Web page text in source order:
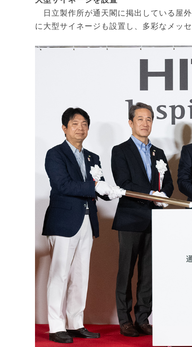
日立製作所が通天閣に掲出している屋
に大型サイネージも設置し、多彩なメッ